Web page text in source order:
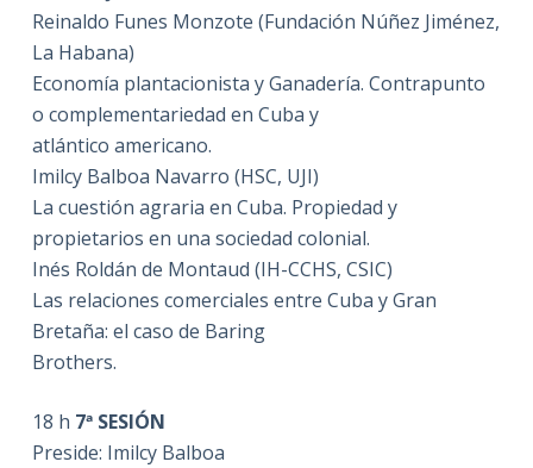
Reinaldo Funes Monzote (Fundación Núñez Jiménez,
La Habana)
Economía plantacionista y Ganadería. Contrapunto
o complementariedad en Cuba y
atlántico americano.
Imilcy Balboa Navarro (HSC, UJI)
La cuestión agraria en Cuba. Propiedad y
propietarios en una sociedad colonial.
Inés Roldán de Montaud (IH-CCHS, CSIC)
Las relaciones comerciales entre Cuba y Gran
Bretaña: el caso de Baring
Brothers.
18 h 7ª SESIÓN
Preside: Imilcy Balboa